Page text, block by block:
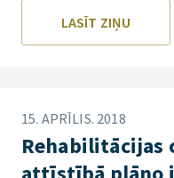
LASĪT ZIŅU
15. APRĪLIS. 2018
Rehabilitācijas